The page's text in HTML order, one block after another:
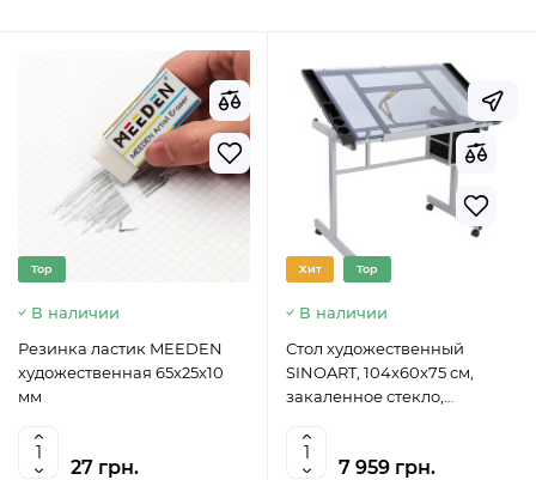
Top
В наличии
Резинка ластик MEEDEN
художественная 65x25x10
мм
27 грн.
Хит Top
В наличии
Стол художественный
SINOART, 104x60x75 см,
закаленное стекло,
7 959 грн.